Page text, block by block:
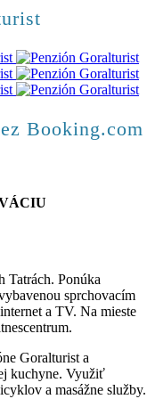
Booking.com
Tatrách. Ponúka
sprchovacím
a TV. Na mieste
Goralturist a
kuchyne. Využiť
a masážne služby.